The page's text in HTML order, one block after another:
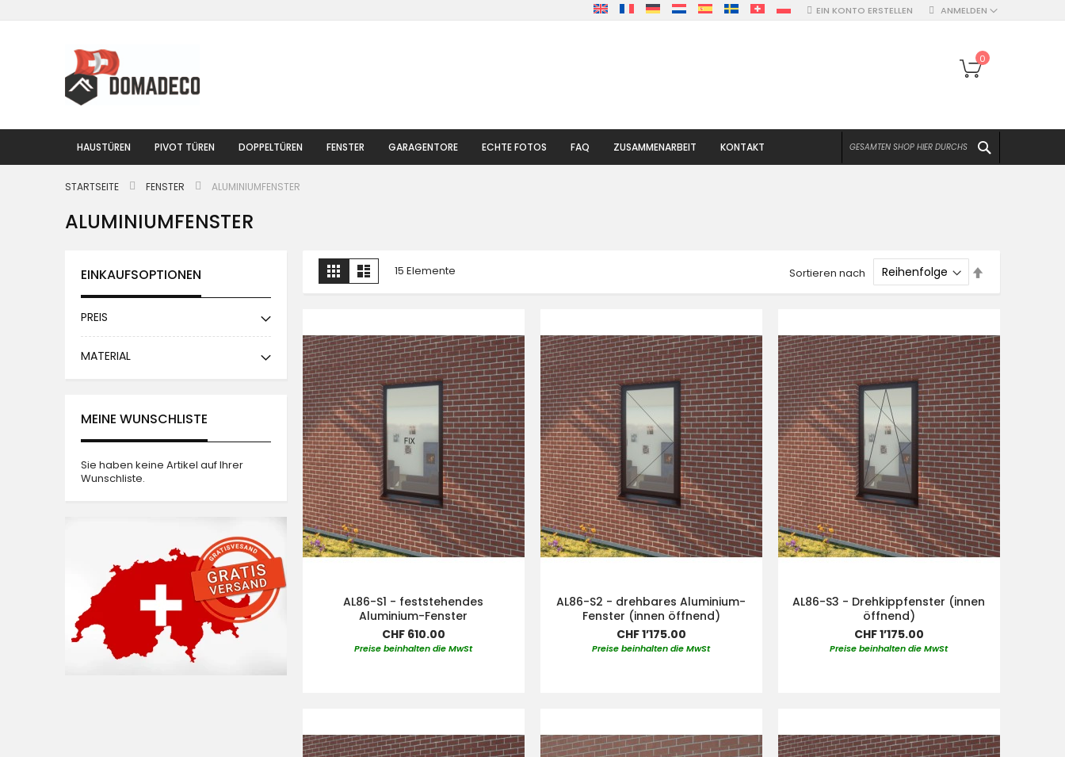
Inhalt
ANMELDEN
EIN KONTO ERSTELLEN
Mein
0
HAUSTÜREN PIVOT TÜREN DOPPELTÜREN FENSTER GARAGENTORE ECHTE FOTOS FAQ ZUSAMMENARBEIT KONTAKT
STARTSEITE FENSTER ALUMINIUMFENSTER
ALUMINIUMFENSTER
Anzeigen
als
Liste Liste 15 Elemente Sortieren nach
AL86-S1 - feststehendes
Aluminium-Fenster
CHF 610.00
Preise beinhalten die MwSt
AL86-S2 - drehbares Aluminium-
Fenster (innen öffnend)
CHF 1’175.00
Preise beinhalten die MwSt
AL86-S3 - Drehkippfenster (innen
öffnend)
CHF 1’175.00
Preise beinhalten die MwSt
EINKAUFSOPTIONEN
PREIS
MATERIAL
MEINE WUNSCHLISTE
Sie haben keine Artikel auf Ihrer
Wunschliste.